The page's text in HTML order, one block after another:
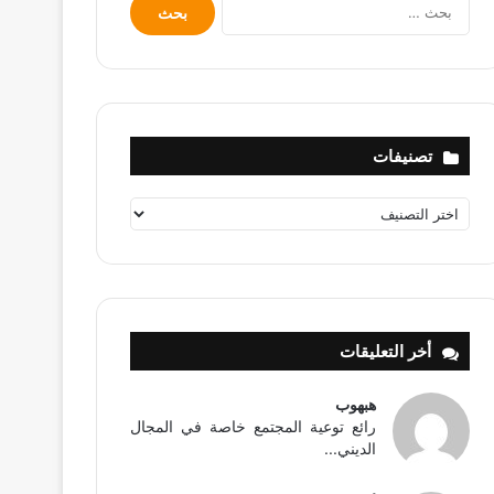
عن:
تصنيفات
تصنيفات
أخر التعليقات
هبهوب
رائع توعية المجتمع خاصة في المجال
الديني...